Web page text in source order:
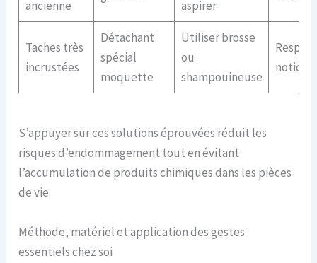
ancienne
aspirer
Taches très
incrustées
Détachant
spécial
moquette
Utiliser brosse
ou
shampouineuse
notice
S’appuyer sur ces solutions éprouvées réduit les
risques d’endommagement tout en évitant
l’accumulation de produits chimiques dans les pièces
de vie.
Méthode, matériel et application des gestes
essentiels chez soi